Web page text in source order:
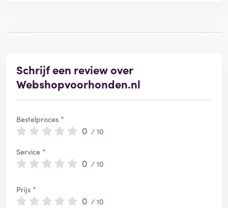
Schrijf een review over
Webshopvoorhonden.nl
Bestelproces *
0 / 10
Service *
0 / 10
Prijs *
0 / 10